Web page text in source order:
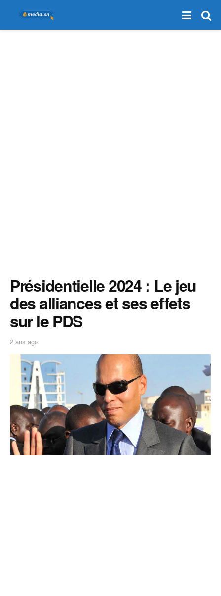
Présidentielle 2024 : Le jeu
des alliances et ses effets
sur le PDS
2 ans ago